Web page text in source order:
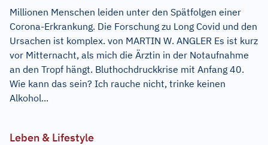
Millionen Menschen leiden unter den Spätfolgen einer
Corona-Erkrankung. Die Forschung zu Long Covid und den
Ursachen ist komplex. von MARTIN W. ANGLER Es ist kurz
vor Mitternacht, als mich die Ärztin in der Notaufnahme
an den Tropf hängt. Bluthochdruckkrise mit Anfang 40.
Wie kann das sein? Ich rauche nicht, trinke keinen
Alkohol...
Leben & Lifestyle